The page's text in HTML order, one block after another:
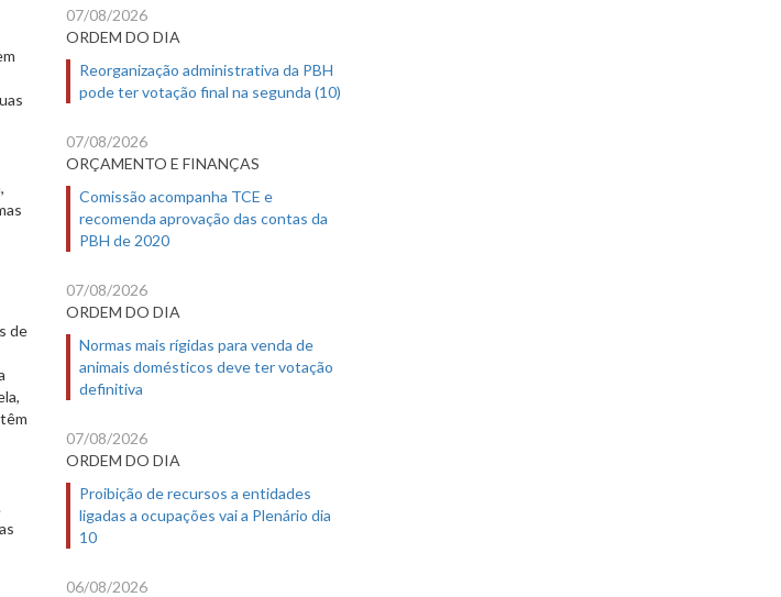
de
07/08/2026
ORDEM DO DIA
Reorganização administrativa da PBH
pode ter votação final na segunda (10)
07/08/2026
ORÇAMENTO E FINANÇAS
Comissão acompanha TCE e
recomenda aprovação das contas da
PBH de 2020
07/08/2026
ORDEM DO DIA
Normas mais rígidas para venda de
animais domésticos deve ter votação
definitiva
07/08/2026
ORDEM DO DIA
Proibição de recursos a entidades
ligadas a ocupações vai a Plenário dia
10
06/08/2026